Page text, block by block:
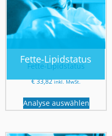
Fette-Lipidstatus
Fette-Lipidstatus
€33,82 inkl. MwSt.
Analyse auswählen